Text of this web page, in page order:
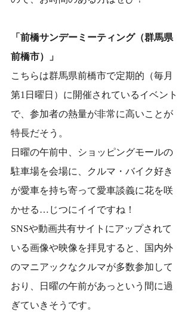
「前橋サンデーミーティング（群馬県
前橋市）」
こちらは群馬県前橋市で定期的（毎月
第1日曜日）に開催されているイベント
で、参加者の熱量が非常に高いことが
特長だそう。
日曜の午前中、ショッピングモールの
駐車場を会場に、クルマ・バイク好き
が愛車を持ち寄って愛車談義に花を咲
かせる…じつにイイですね！
SNSや動画共有サイトにアップされて
いる画像や映像を拝見すると、国内外
のマニアックなクルマが多数参加して
おり、日曜の午前があっという間に過
ぎていきそうです。